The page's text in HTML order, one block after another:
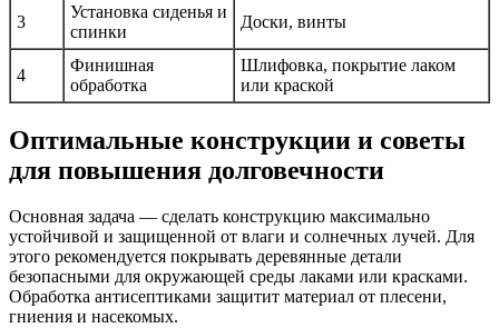
3
Установка сиденья и
спинки
Доски, винты
4
Финишная
обработка
Шлифовка, покрытие лаком
или краской
Оптимальные конструкции и советы
для повышения долговечности
Основная задача — сделать конструкцию максимально
устойчивой и защищенной от влаги и солнечных лучей. Для
этого рекомендуется покрывать деревянные детали
безопасными для окружающей среды лаками или красками.
Обработка антисептиками защитит материал от плесени,
гниения и насекомых.